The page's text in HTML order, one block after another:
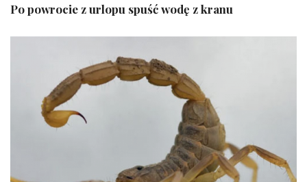
Po powrocie z urlopu spuść wodę z kranu